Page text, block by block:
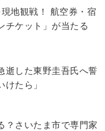
地観戦！ 航空券・宿
チケット」が当たる
逝した東野圭吾氏へ誓
たら」
？さいたま市で専門家